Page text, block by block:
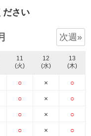
ださい
次週»
11
(火)
○
○
○
○
12
(水)
×
×
×
×
13
(木)
○
○
○
○